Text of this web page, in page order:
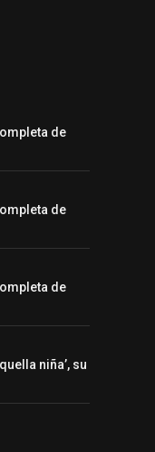
de
de
de
niña’, su